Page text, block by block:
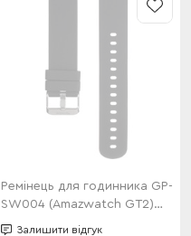
Ремінець для годинника GP-
SW004 (Amazwatch GT2)
Black
Залишити відгук